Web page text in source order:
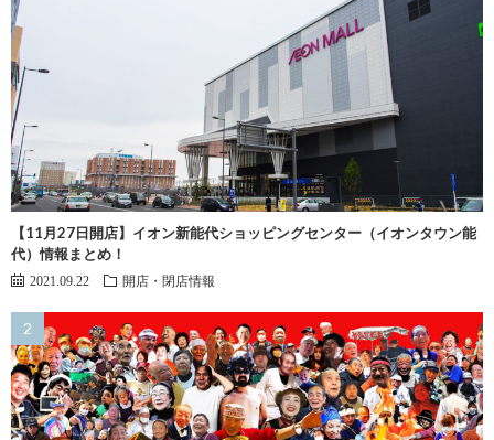
【11月27日開店】イオン新能代ショッピングセンター（イオンタウン能
代）情報まとめ！
2021.09.22 開店・閉店情報